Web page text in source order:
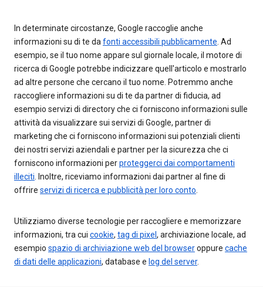
In determinate circostanze, Google raccoglie anche
informazioni su di te da fonti accessibili pubblicamente . Ad
esempio, se il tuo nome appare sul giornale locale, il motore di
ricerca di Google potrebbe indicizzare quell'articolo e mostrarlo
ad altre persone che cercano il tuo nome. Potremmo anche
raccogliere informazioni su di te da partner di fiducia, ad
esempio servizi di directory che ci forniscono informazioni sulle
attività da visualizzare sui servizi di Google, partner di
marketing che ci forniscono informazioni sui potenziali clienti
dei nostri servizi aziendali e partner per la sicurezza che ci
forniscono informazioni perproteggerci dai comportamenti
illeciti . Inoltre, riceviamo informazioni dai partner al fine di
offrire servizi di ricerca e pubblicità per loro conto
Utilizziamo diverse tecnologie per raccogliere e memorizzare
informazioni, tra cui cookie, tag di pixel , archiviazione locale, ad
esempio spazio di archiviazione web del browseroppure cache
di dati delle applicazioni, database e log del server.